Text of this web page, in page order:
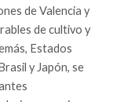
de Valencia y
de cultivo y
Estados
y Japón, se